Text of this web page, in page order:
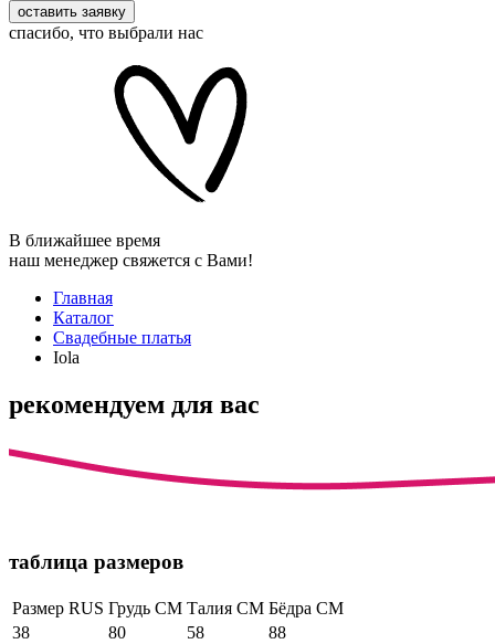
оставить заявку
спасибо, что выбрали нас
В ближайшее время
наш менеджер свяжется с Вами!
Главная
Каталог
Свадебные платья
Iola
рекомендуем для вас
таблица размеров
Размер RUS Грудь СМ Талия СМ Бёдра СМ
38
80 58
88